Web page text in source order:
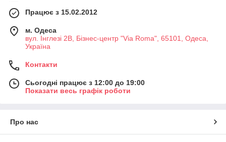
Працює з 15.02.2012
м. Одеса
вул. Інглезі 2В, Бізнес-центр "Via Roma", 65101, Одеса,
Україна
Контакти
Сьогодні працює з 12:00 до 19:00
Показати весь графік роботи
Про нас